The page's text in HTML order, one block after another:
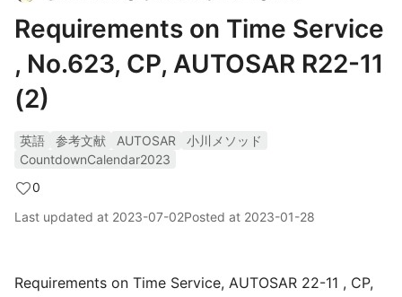
Requirements on Time Service
, No.623, CP, AUTOSAR R22-11
(2)
英語 参考文献 AUTOSAR
小川メソッド
CountdownCalendar2023
0
Last updated at 2023-07-02Posted at 2023-01-28
Requirements on Time Service, AUTOSAR 22-11 , CP,